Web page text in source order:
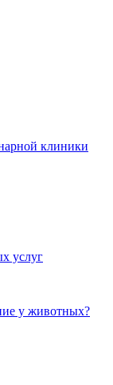
клиники
услуг
у животных?